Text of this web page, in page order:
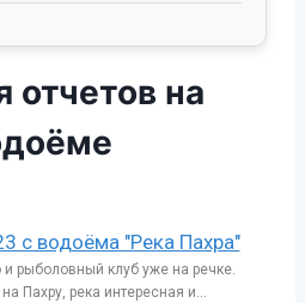
отчетов на
с водоёма "Река Пахра"
и рыболовный клуб уже на речке.
Пахру, река интересная и...